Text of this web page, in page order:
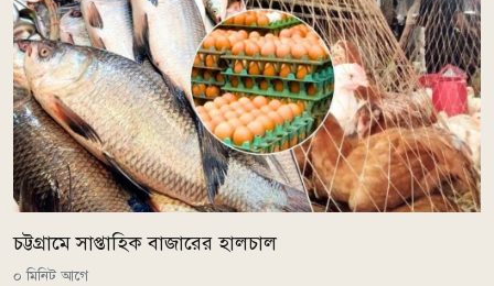
চট্টগ্রামে সাপ্তাহিক বাজারের হালচাল
০ মিনিট আগে